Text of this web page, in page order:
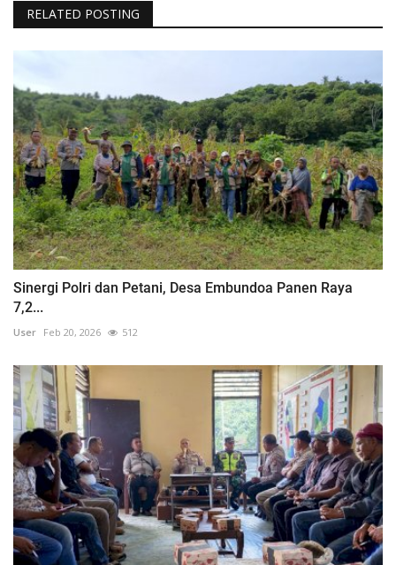
RELATED POSTING
Sinergi Polri dan Petani, Desa Embundoa Panen Raya
7,2...
User Feb 20, 2026 512